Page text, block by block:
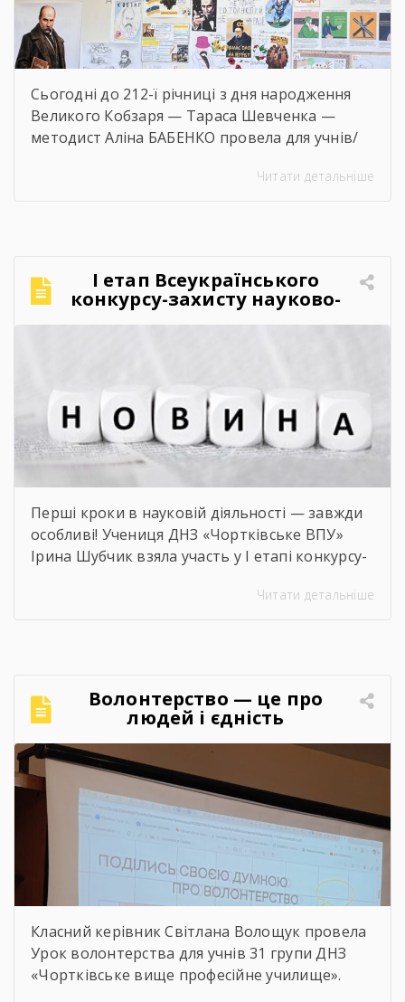
Сьогодні до 212-ї річниці з дня народження
Великого Кобзаря — Тараса Шевченка —
методист Аліна БАБЕНКО провела для учнів/
закладу інтерактивний захід «Кобзар
поезії, а також разом виконали безсмертний
[…]
Читати детальніше
І етап Всеукраїнського
конкурсу-захисту науково-
дослідницьких робіт учнів-
Перші кроки в науковій діяльності — завжди
особливі! Учениця ДНЗ «Чортківське ВПУ»
Ірина Шубчик взяла участь у І етапі конкурсу-
«Сучасний стан та перспективи розвитку
аналізом та прагненням осмислити сучасні
виклики й перспективи розвитку аграрної
сфери Чортківського […]
Читати детальніше
Волонтерство — це про
людей і єдність
Класний керівник Світлана Волощук провела
Урок волонтерства для учнів 31 групи ДНЗ
«Чортківське вище професійне училище».